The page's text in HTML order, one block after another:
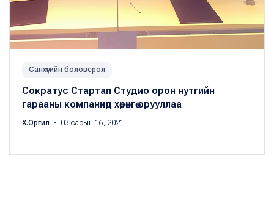
Санхүүгийн боловсрол
Сократус Стартап Студио орон нутгийн
гарааны компанид хөрөнгө орууллаа
Х.Оргил ・ 03 сарын 16, 2021